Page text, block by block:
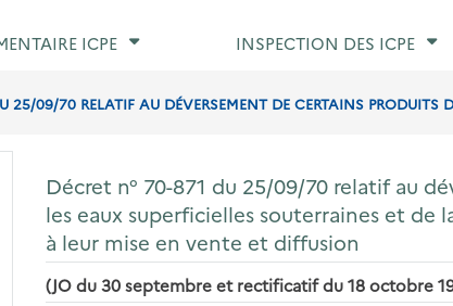
ICPE INSPECTION DES ICPE
25/09/70 RELATIF AU DÉVERSEMENT DE CERTAINS PRODUITS
Décret n° 70-871 du 25/09/70 relatif au
les eaux superficielles souterraines et
à leur mise en vente et diffusion
(JO du 30 septembre et rectificatif du 18 octobre